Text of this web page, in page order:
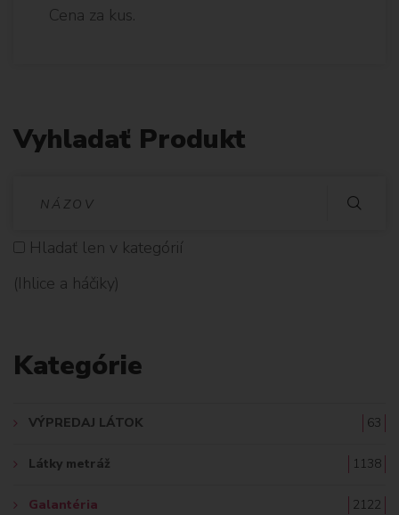
Cena za kus.
Vyhladať Produkt
D
Hladať len v kategórií
(Ihlice a háčiky)
Kategórie
VÝPREDAJ LÁTOK 63
Látky metráž 1138
Galantéria 2122